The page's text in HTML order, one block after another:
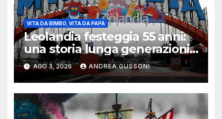
VITA DA BIMBO, VITA DA PAPÀ
Leolandia festeggia 55 anni:
una storia lunga generazioni
tra ricordi, innovazione e
nuovi investimenti
AGO 3, 2026 ANDREA GUSSONI